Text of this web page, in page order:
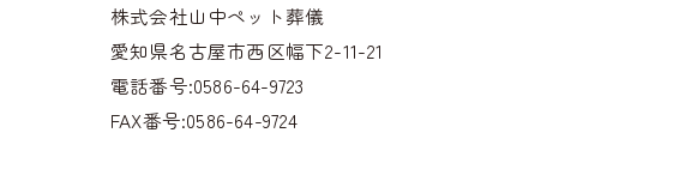
株式会社山中ペット葬儀
愛知県名古屋市西区幅下2-11-21
電話番号:0586-64-9723
FAX番号:0586-64-9724